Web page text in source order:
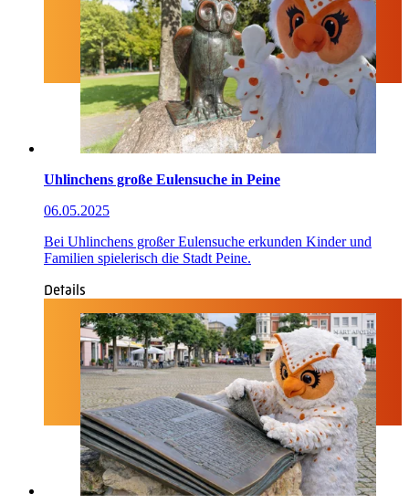
Uhlinchens große Eulensuche in Peine
06.05.2025
Bei Uhlinchens großer Eulensuche erkunden Kinder und
Familien spielerisch die Stadt Peine.
Details